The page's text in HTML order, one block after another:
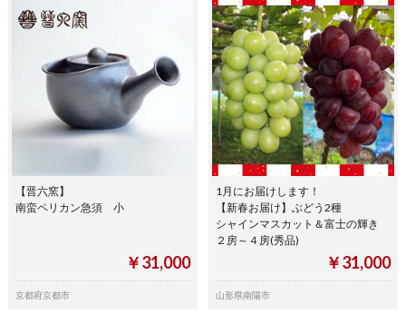
【晋六窯】
南蛮ペリカン急須 小
￥31,000
京都府京都市
1月にお届けします！
【新春お届け】ぶどう2種
シャインマスカット＆富士の輝き
２房～４房(秀品)
￥31,000
山形県南陽市